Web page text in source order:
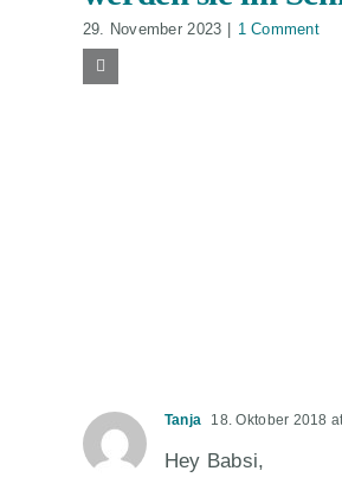
29. November 2023 1 Comment
Tanja 18. Oktober 2018
Hey Babsi,